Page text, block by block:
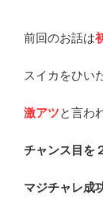
前回のお話は
スイカをひい
激アツと言わ
チャンス目を
マジチャレ成